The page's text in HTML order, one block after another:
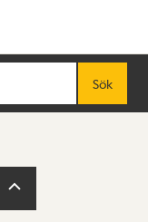
Sök